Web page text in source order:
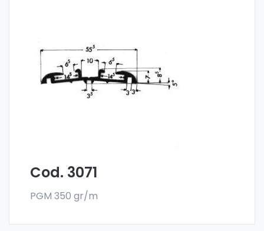
Cod. 3071
PGM 350 gr/m
Las molduras para vehículos se fabrican
con la especial aleación 6060 y se venden
en el formato en barra. El pedido mínimo es
de 300 kg.